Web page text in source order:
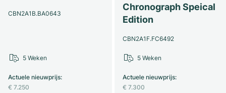
CBN2A1B.BA0643
Actuele nieuwprijs:
€ 7.250
5 Weken
Chronograph Speical
Edition
CBN2A1F.FC6492
Actuele nieuwprijs:
€ 7.300
5 Weken